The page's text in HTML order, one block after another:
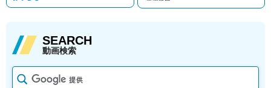
SEARCH
動画検索